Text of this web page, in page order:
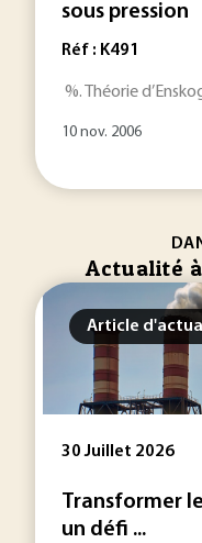
sous pression
Réf : K491
%. Théorie
10 nov. 2006
Actualité
Article
30 Juillet 2026
Transformer
un défi ...